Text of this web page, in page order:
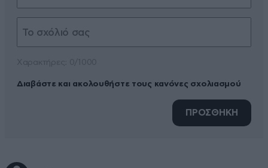
Διαβάστε και ακολουθήστε τους κανόνες σχολιασμού
ΠΡΟΣΘΗΚΗ